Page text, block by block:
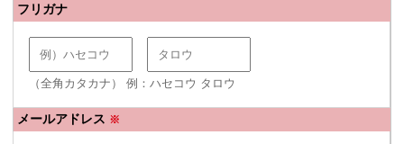
フリガナ
（全角カタカナ） 例：ハセコウ タロウ
メールアドレス ※